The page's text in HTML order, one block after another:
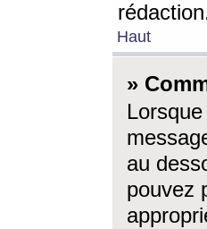
Haut
»
au
pouvez